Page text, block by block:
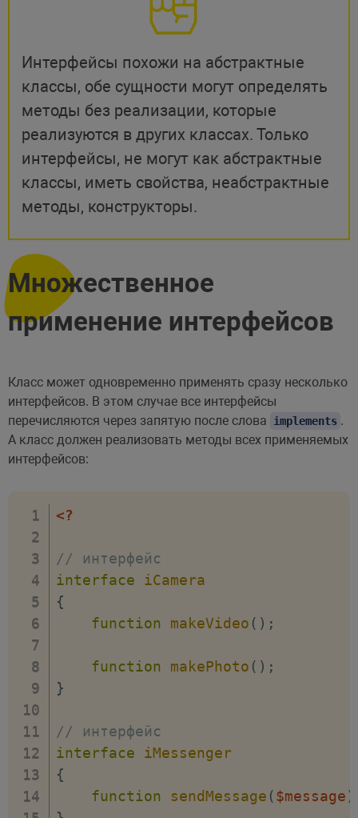
Интерфейсы похожи на абстрактные
классы, обе сущности могут определять
методы без реализации, которые
реализуются в других классах. Только
интерфейсы, не могут как абстрактные
классы, иметь свойства, неабстрактные
методы, конструкторы.
Множественное
применение интерфейсов
Класс может одновременно применять сразу несколько
интерфейсов. В этом случае все интерфейсы
перечисляются через запятую после слова
implements .
А класс должен реализовать методы всех применяемых
интерфейсов:
<?
// интерфейс
interface
iCamera
{
function
makeVideo ( ) ;
function makePhoto ( ) ;
}
// интерфейс
interface
iMessenger
{
function
sendMessage ($message)